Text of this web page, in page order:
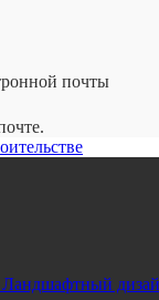
почты
Ландшафтный